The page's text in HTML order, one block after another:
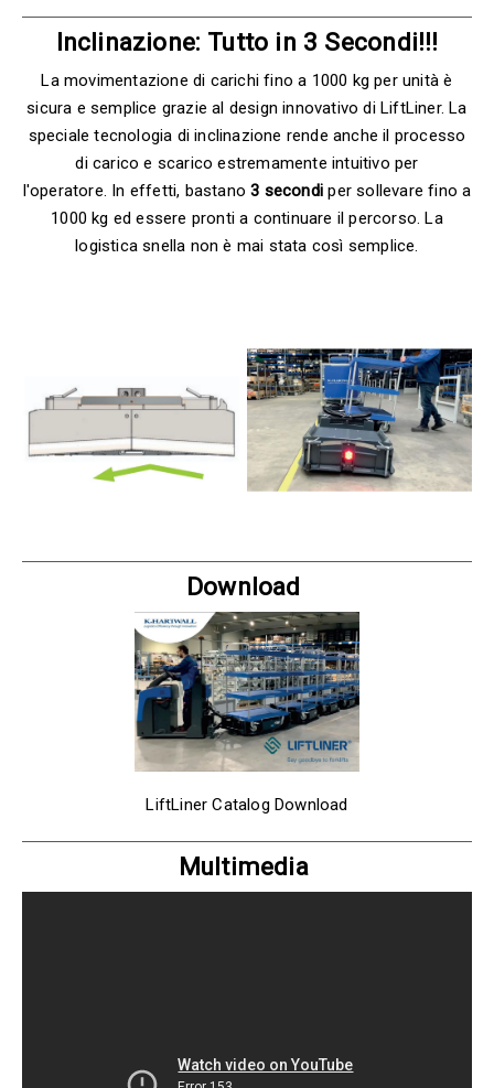
Inclinazione: Tutto in 3 Secondi!!!
La movimentazione di carichi fino a 1000 kg per unità è
sicura e semplice grazie al design innovativo di LiftLiner. La
speciale tecnologia di inclinazione rende anche il processo
di carico e scarico estremamente intuitivo per
l'operatore. In effetti, bastano3 secondi per sollevare fino a
1000 kg ed essere pronti a continuare il percorso. La
logistica snella non è mai stata così semplice.
Download
LiftLiner Catalog Download
Multimedia